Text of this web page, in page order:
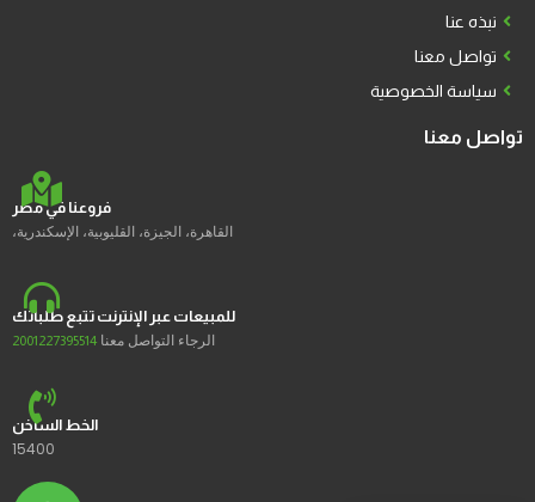
نبذه عنا
تواصل معنا
سياسة الخصوصية
تواصل معنا
فروعنا في مصر
القاهرة، الجيزة، القليوبية، الإسكندرية،
للمبيعات عبر الإنترنت تتبع طلباتك
الرجاء التواصل معنا 2001227395514
الخط الساخن
15400